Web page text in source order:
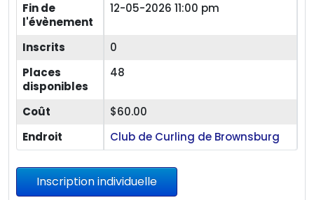
Fin de
l'évènement
12-05-2026 11:00 pm
Inscrits
0
Places
disponibles
48
Coût
$60.00
Endroit
Club de Curling de Brownsburg
Inscription individuelle